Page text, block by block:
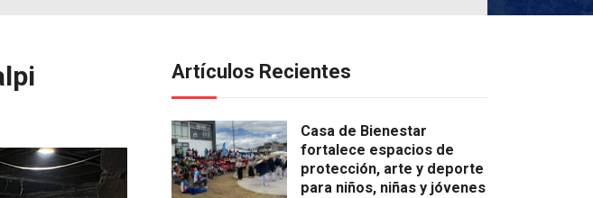
Artículos Recientes
Casa de Bienestar
fortalece espacios de
protección, arte y deporte
para niños, niñas y jóvenes